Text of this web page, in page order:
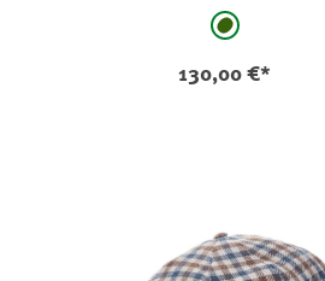
auswählenhell oliv-kaki
130,00 €*